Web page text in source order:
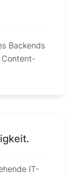
Backends
IT-